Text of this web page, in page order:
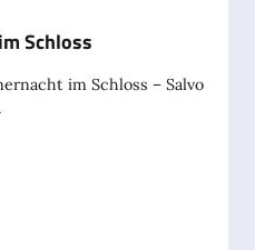
Schloss
im Schloss – Salvo